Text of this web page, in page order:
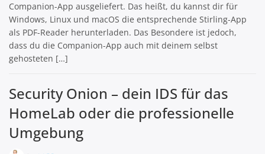
Companion-App ausgeliefert. Das heißt, du kannst dir für
Windows, Linux und macOS die entsprechende Stirling-App
als PDF-Reader herunterladen. Das Besondere ist jedoch,
dass du die Companion-App auch mit deinem selbst
gehosteten […]
Security Onion – dein IDS für das
HomeLab oder die professionelle
Umgebung